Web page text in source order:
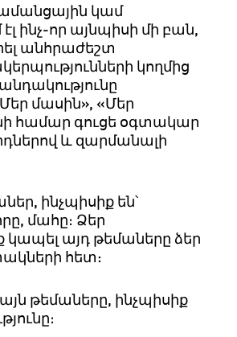
կամ
էլ ինչ-որ այնպիսի մի բան,
անհրաժեշտ
կողմից
Մեր մասին», «Մեր
համար գուցե օգտակար
և զարմանալի
, ինչպիսիք են՝
, մահը։ Ձեր
կապել այդ թեմաները ձեր
հետ:
այն թեմաները, ինչպիսիք